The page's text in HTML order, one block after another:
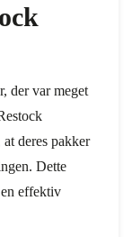
der var meget
deres pakker
Dette
effektiv